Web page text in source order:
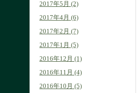
2017年5月 (2)
2017年4月 (6)
2017年2月 (7)
2017年1月 (5)
2016年12月 (1)
2016年11月 (4)
2016年10月 (5)